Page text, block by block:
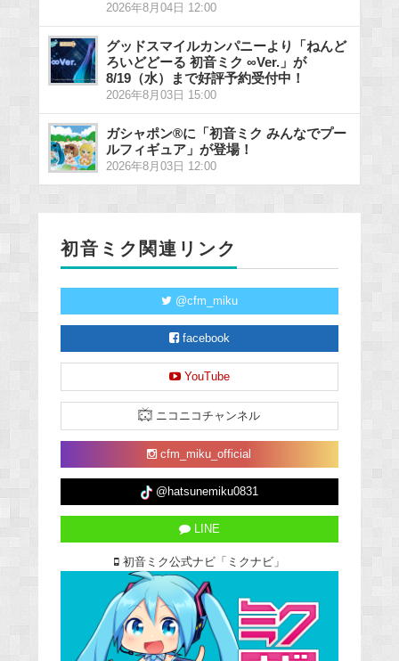
2026年8月04日 12:00
グッドスマイルカンパニーより「ねんど
ろいどどーる 初音ミク ∞Ver.」が
8/19（水）まで好評予約受付中！
2026年8月03日 15:00
ガシャポン®に「初音ミク みんなでプー
ルフィギュア」が登場！
2026年8月03日 12:00
初音ミク関連リンク
@cfm_miku
facebook
YouTube
ニコニコチャンネル
cfm_miku_official
@hatsunemiku0831
LINE
初音ミク公式ナビ「ミクナビ」